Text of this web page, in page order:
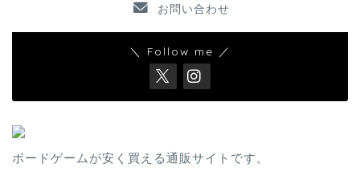
お問い合わせ
＼ Follow me ／
ボードゲームが安く買える通販サイトです。